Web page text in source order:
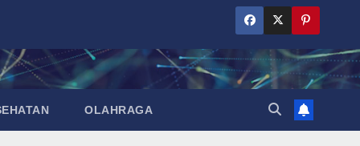
OLAHRAGA